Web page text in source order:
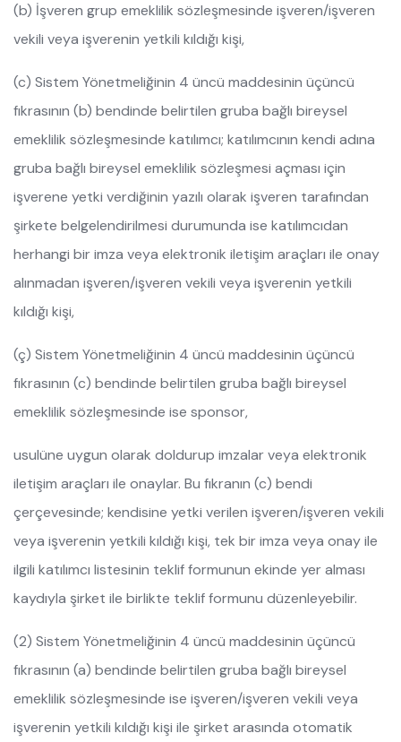
(b) İşveren grup emeklilik sözleşmesinde işveren/işveren
vekili veya işverenin yetkili kıldığı kişi,
(c) Sistem Yönetmeliğinin 4 üncü maddesinin üçüncü
fıkrasının (b) bendinde belirtilen gruba bağlı bireysel
emeklilik sözleşmesinde katılımcı; katılımcının kendi adına
gruba bağlı bireysel emeklilik sözleşmesi açması için
işverene yetki verdiğinin yazılı olarak işveren tarafından
şirkete belgelendirilmesi durumunda ise katılımcıdan
herhangi bir imza veya elektronik iletişim araçları ile onay
alınmadan işveren/işveren vekili veya işverenin yetkili
kıldığı kişi,
(ç) Sistem Yönetmeliğinin 4 üncü maddesinin üçüncü
fıkrasının (c) bendinde belirtilen gruba bağlı bireysel
emeklilik sözleşmesinde ise sponsor,
usulüne uygun olarak doldurup imzalar veya elektronik
iletişim araçları ile onaylar. Bu fıkranın (c) bendi
çerçevesinde; kendisine yetki verilen işveren/işveren vekili
veya işverenin yetkili kıldığı kişi, tek bir imza veya onay ile
ilgili katılımcı listesinin teklif formunun ekinde yer alması
kaydıyla şirket ile birlikte teklif formunu düzenleyebilir.
(2) Sistem Yönetmeliğinin 4 üncü maddesinin üçüncü
fıkrasının (a) bendinde belirtilen gruba bağlı bireysel
emeklilik sözleşmesinde ise işveren/işveren vekili veya
işverenin yetkili kıldığı kişi ile şirket arasında otomatik